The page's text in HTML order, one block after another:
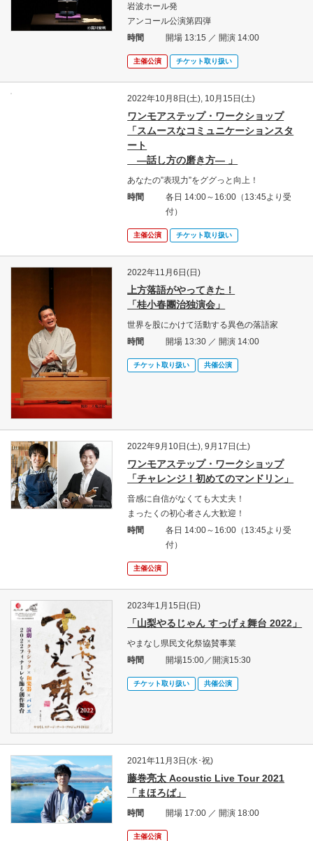
岩波ホール発
アンコール公演第四弾
時間
開場 13:15 ／ 開演 14:00
主催公演 チケット取り扱い
2022年10月8日(土), 10月15日(土)
ワンモアステップ・ワークショップ
「スムースなコミュニケーションスタ
ート
―話し方の磨き方― 」
あなたの”表現力”をググっと向上！
時間
各日 14:00～16:00（13:45より受
付）
主催公演 チケット取り扱い
2022年11月6日(日)
上方落語がやってきた！
「桂小春團治独演会」
世界を股にかけて活動する異色の落語家
時間
開場 13:30 ／ 開演 14:00
チケット取り扱い 共催公演
2022年9月10日(土), 9月17日(土)
ワンモアステップ・ワークショップ
「チャレンジ！初めてのマンドリン」
音感に自信がなくても大丈夫！
まったくの初心者さん大歓迎！
時間
各日 14:00～16:00（13:45より受
付）
主催公演
2023年1月15日(日)
「山梨やるじゃん すっげぇ舞台 2022」
やまなし県民文化祭協賛事業
時間
開場15:00／開演15:30
チケット取り扱い 共催公演
2021年11月3日(水･祝)
藤巻亮太 Acoustic Live Tour 2021
「まほろば」
時間 開場 17:00 ／ 開演 18:00
主催公演